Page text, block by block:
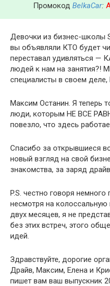
Промокод BelkaCar:
Девочки из бизнес-школы
вы объявляли КТО будет
переставал удивляться —
людей к нам на занятия?!
специалисты в своем
Максим Останин. Я теперь
люди, которым НЕ ВСЕ
повезло, что здесь
Спасибо за открывшиеся
новый взгляд на свой
знакомства, за заряд
P.S. честно говоря немного
несмотря на колоссальную
двух месяцев, я не
без этих встреч, этого
идей.
Здравствуйте, дорогие
Драйв, Максим, Елена и
пишет вам ваш выпускник